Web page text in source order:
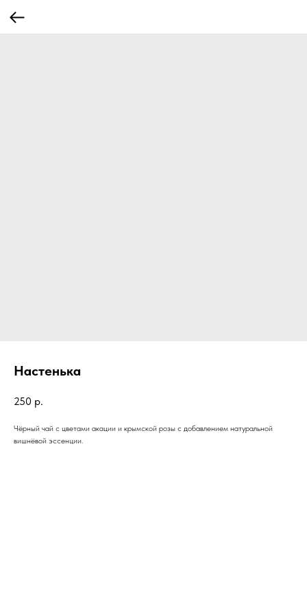
Настенька
250 р.
Чёрный чай с цветами акации и крымской розы с добавлением натуральной
вишнёвой эссенции.